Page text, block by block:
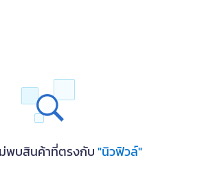
พบสินค้าที่ตรงกับ"นิวฟิวล์"